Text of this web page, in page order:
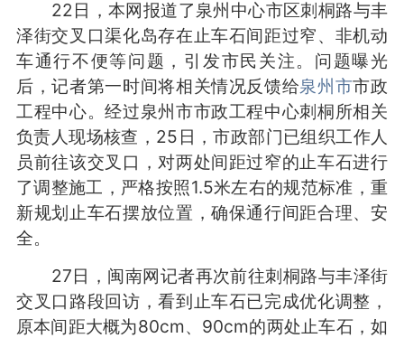
22日，本网报道了泉州中心市区刺桐路与丰
泽街交叉口渠化岛存在止车石间距过窄、非机动
车通行不便等问题，引发市民关注。问题曝光
后，记者第一时间将相关情况反馈给泉州市市政
工程中心。经过泉州市市政工程中心刺桐所相关
负责人现场核查，25日，市政部门已组织工作人
员前往该交叉口，对两处间距过窄的止车石进行
了调整施工，严格按照1.5米左右的规范标准，重
新规划止车石摆放位置，确保通行间距合理、安
全。
27日，闽南网记者再次前往刺桐路与丰泽街
交叉口路段回访，看到止车石已完成优化调整，
原本间距大概为80cm、90cm的两处止车石，如